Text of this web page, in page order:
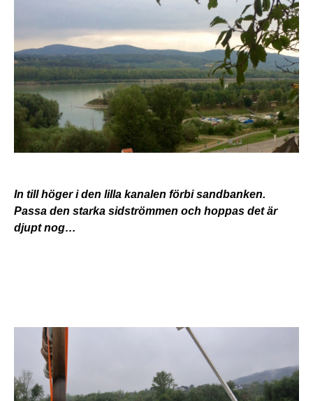
In till höger i den lilla kanalen förbi sandbanken.
Passa den starka sidströmmen och hoppas det är
djupt nog…